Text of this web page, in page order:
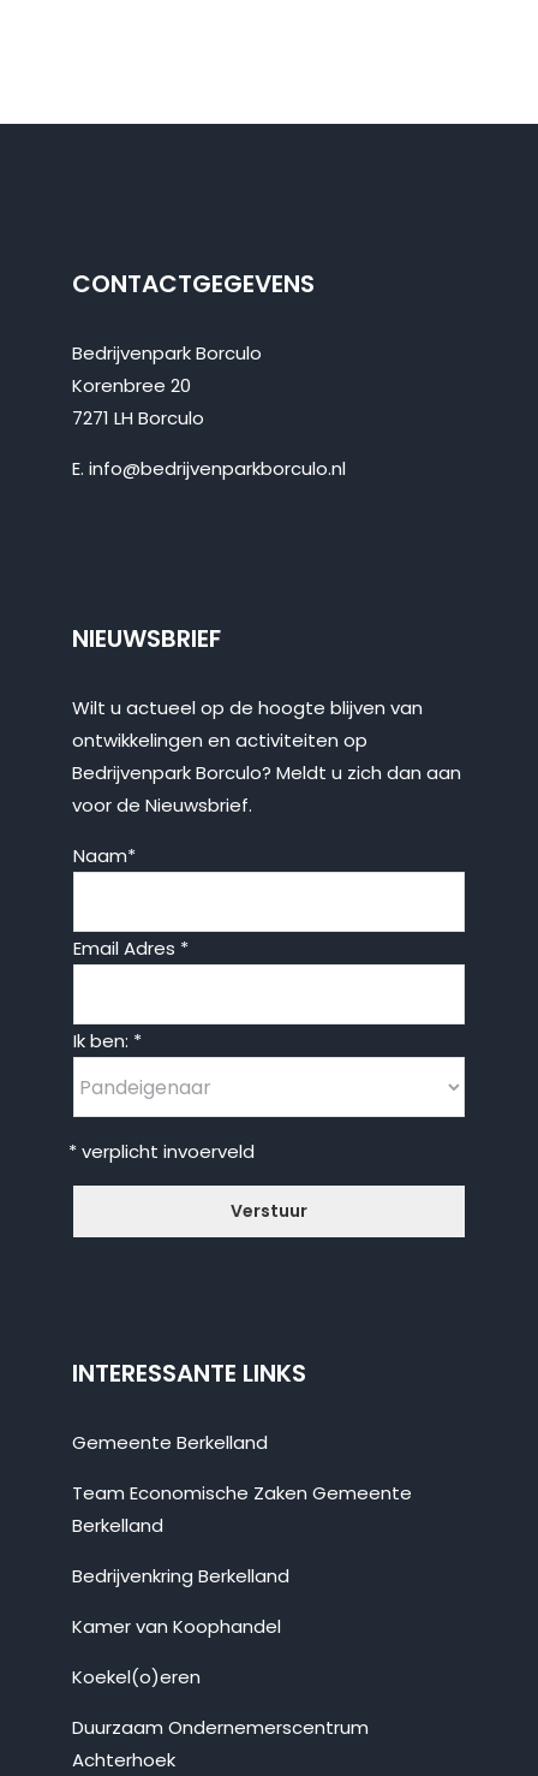
CONTACTGEGEVENS
Bedrijvenpark Borculo
Korenbree 20
7271 LH Borculo
E. info@bedrijvenparkborculo.nl
NIEUWSBRIEF
Wilt u actueel op de hoogte blijven van
ontwikkelingen en activiteiten op
Bedrijvenpark Borculo? Meldt u zich dan aan
voor de Nieuwsbrief.
Naam*
Email Adres *
Ik ben: *
* verplicht invoerveld
INTERESSANTE LINKS
Gemeente Berkelland
Team Economische Zaken Gemeente
Berkelland
Bedrijvenkring Berkelland
Kamer van Koophandel
Koekel(o)eren
Duurzaam Ondernemerscentrum
Achterhoek